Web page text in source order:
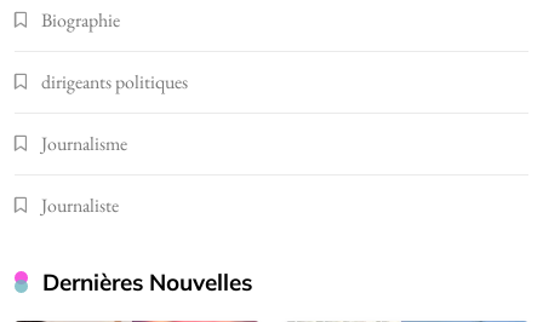
Biographie
dirigeants politiques
Journalisme
Journaliste
Dernières Nouvelles